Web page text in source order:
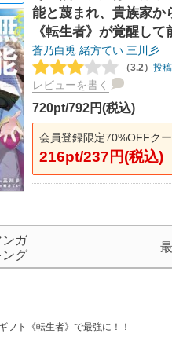
能と蔑まれ、貴族家か
《転生者》が覚醒し
蒼乃白兎 緒方てい 三川彡
（3.2） 投
レビューを書く
720pt/792円(税込)
会員登録限定70%OFFク
216pt/237円(税込)
ガ
ング
フト《転生者》で最強に！！